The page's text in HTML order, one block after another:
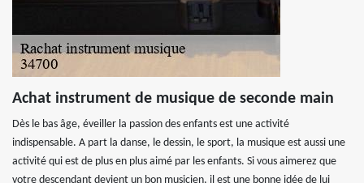
Achat instrument de musique de seconde main
Dès le bas âge, éveiller la passion des enfants est une activité
indispensable. A part la danse, le dessin, le sport, la musique est aussi une
activité qui est de plus en plus aimé par les enfants. Si vous aimerez que
votre descendant devient un bon musicien, il est une bonne idée de lui